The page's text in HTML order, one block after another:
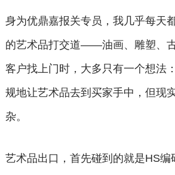
身为优鼎嘉报关专员，我几乎每天
的艺术品打交道——油画、雕塑、古
客户找上门时，大多只有一个想法
规地让艺术品去到买家手中，但现
杂。
艺术品出口，首先碰到的就是HS编